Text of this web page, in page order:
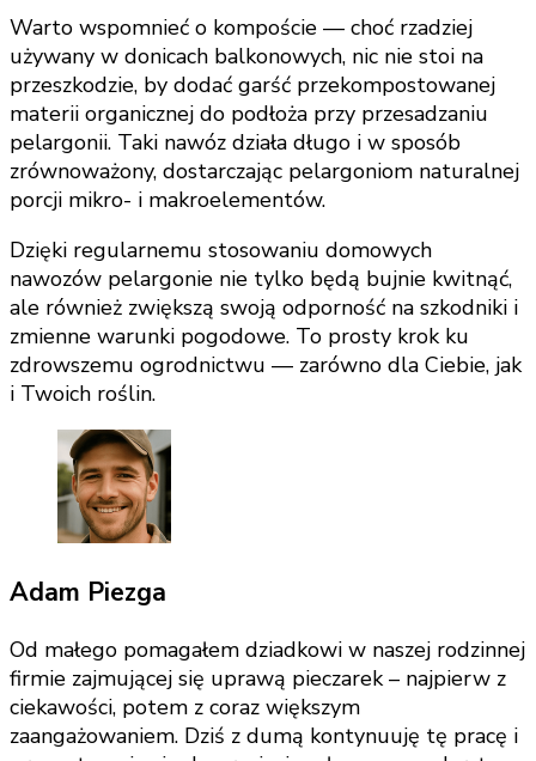
Warto wspomnieć o kompoście — choć rzadziej
używany w donicach balkonowych, nic nie stoi na
przeszkodzie, by dodać garść przekompostowanej
materii organicznej do podłoża przy przesadzaniu
pelargonii. Taki nawóz działa długo i w sposób
zrównoważony, dostarczając pelargoniom naturalnej
porcji mikro- i makroelementów.
Dzięki regularnemu stosowaniu domowych
nawozów pelargonie nie tylko będą bujnie kwitnąć,
ale również zwiększą swoją odporność na szkodniki i
zmienne warunki pogodowe. To prosty krok ku
zdrowszemu ogrodnictwu — zarówno dla Ciebie, jak
i Twoich roślin.
Adam Piezga
Od małego pomagałem dziadkowi w naszej rodzinnej
firmie zajmującej się uprawą pieczarek – najpierw z
ciekawości, potem z coraz większym
zaangażowaniem. Dziś z dumą kontynuuję tę pracę i